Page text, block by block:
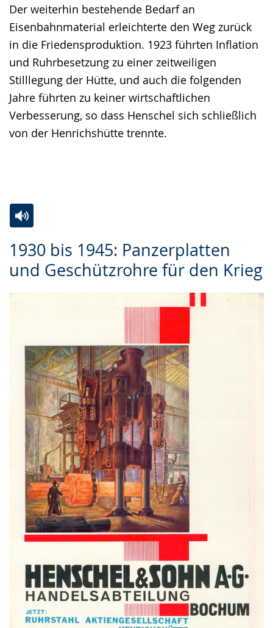
Der weiterhin bestehende Bedarf an
Eisenbahnmaterial erleichterte den Weg zurück
in die Friedensproduktion. 1923 führten Inflation
und Ruhrbesetzung zu einer zeitweiligen
Stilllegung der Hütte, und auch die folgenden
Jahre führten zu keiner wirtschaftlichen
Verbesserung, so dass Henschel sich schließlich
von der Henrichshütte trennte.
1930 bis 1945: Panzerplatten
und Geschützrohre für den Krieg
Leichten
Sprache
wechseln.
Audio-
Unterstützung.
Video
in
Deutscher
angezeigt.